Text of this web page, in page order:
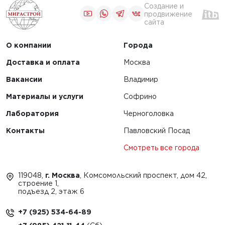
Создание и
продвижение
сайта
О компании
Доставка и оплата
Вакансии
Материалы и услуги
Лаборатория
Контакты
Города
Москва
Владимир
Софрино
Черноголовка
Павловский Посад
Смотреть все города
119048, г. Москва , Комсомольский проспект, дом 42,
строение 1,
подъезд 2, этаж 6
+7 (925) 534-64-89